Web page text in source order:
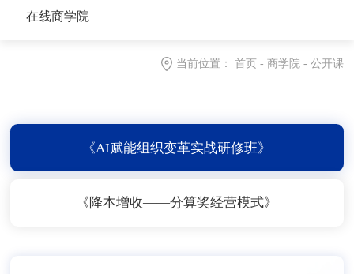
在线商学院
当前位置： 首页- 商学院 - 公开课
《AI赋能组织变革实战研修班》
《降本增收——分算奖经营模式》